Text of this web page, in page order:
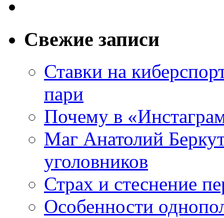
Свежие записи
Ставки на
пари
Почему в
Маг Анатолий
уголовников
Страх и стеснение
Особенности